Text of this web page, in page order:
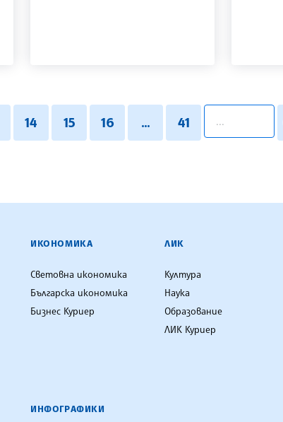
14 15 16 ... 41
pagination.search
ИКОНОМИКА
Световна икономика
Българска икономика
Бизнес Куриер
ЛИК
Култура
Наука
Образование
ЛИК Куриер
ИНФОГРАФИКИ